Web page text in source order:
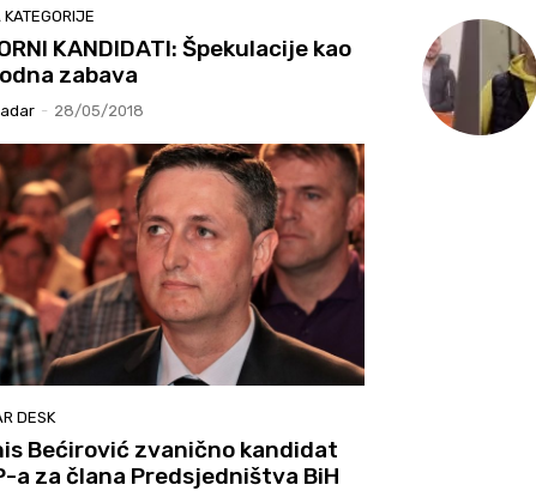
KATEGORIJE
KANDIDATI: Špekulacije kao
zabava
- 28/05/2018
DESK
Bećirović zvanično kandidat
a za člana Predsjedništva BiH